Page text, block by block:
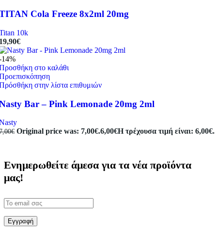
Cola Freeze 8x2ml 20mg
10k
€
14%
στο καλάθι
στην λίστα επιθυμιών
Bar – Pink Lemonade 20mg 2ml
€ Original price was: 7,00€.6,00€Η τρέχουσα τιμή είναι: 6,00€.
Ενημερωθείτε άμεσα για τα νέα προϊόντα
μας!